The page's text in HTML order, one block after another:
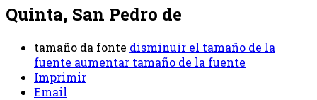
Quinta, San Pedro de
tamaño da fonte disminuir el tamaño de la
fuente aumentar tamaño de la fuente
Imprimir
Email